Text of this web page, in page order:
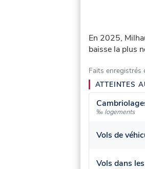
En 2025,
baisse la plus
Faits
ATTEINTES
‰ logements
Vols de
Vols dans